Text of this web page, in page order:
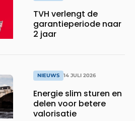
TVH verlengt de
garantieperiode naar
2 jaar
NIEUWS 14 JULI 2026
Energie slim sturen en
delen voor betere
valorisatie